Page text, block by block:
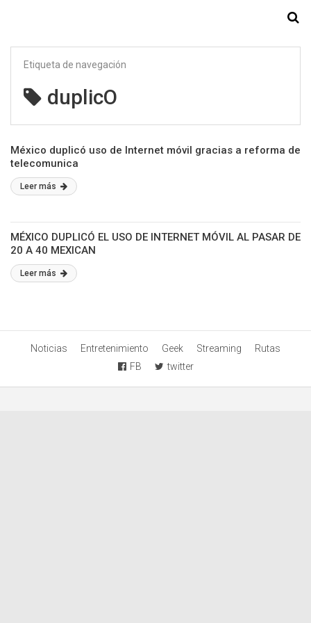
Etiqueta de navegación
duplicO
México duplicó uso de Internet móvil gracias a reforma de
telecomunica
Leer más
MÉXICO DUPLICÓ EL USO DE INTERNET MÓVIL AL PASAR DE
20 A 40 MEXICAN
Leer más
Noticias Entretenimiento Geek Streaming
Rutas
FB
twitter